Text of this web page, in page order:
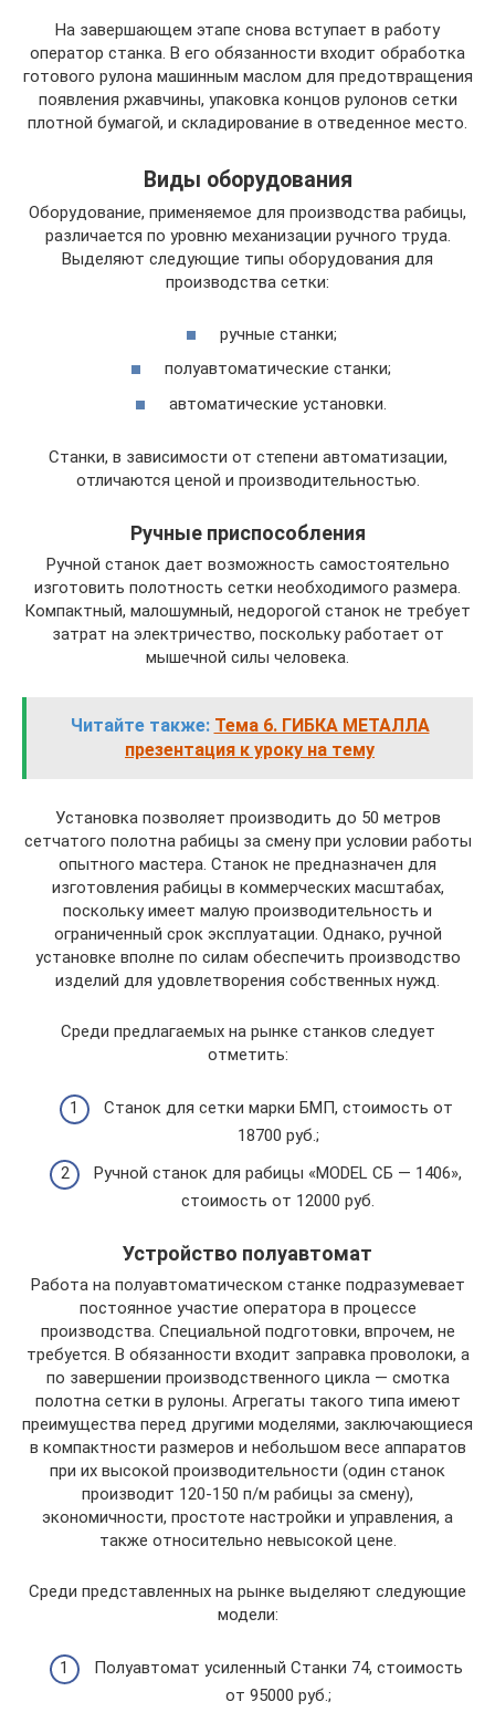
На завершающем этапе снова вступает в работу
оператор станка. В его обязанности входит обработка
готового рулона машинным маслом для предотвращения
появления ржавчины, упаковка концов рулонов сетки
плотной бумагой, и складирование в отведенное место.
Виды оборудования
Оборудование, применяемое для производства рабицы,
различается по уровню механизации ручного труда.
Выделяют следующие типы оборудования для
производства сетки:
ручные станки;
полуавтоматические станки;
автоматические установки.
Станки, в зависимости от степени автоматизации,
отличаются ценой и производительностью.
Ручные приспособления
Ручной станок дает возможность самостоятельно
изготовить полотность сетки необходимого размера.
Компактный, малошумный, недорогой станок не требует
затрат на электричество, поскольку работает от
мышечной силы человека.
Читайте также: Тема 6. ГИБКА МЕТАЛЛА
презентация к уроку на тему
Установка позволяет производить до 50 метров
сетчатого полотна рабицы за смену при условии работы
опытного мастера. Станок не предназначен для
изготовления рабицы в коммерческих масштабах,
поскольку имеет малую производительность и
ограниченный срок эксплуатации. Однако, ручной
установке вполне по силам обеспечить производство
изделий для удовлетворения собственных нужд.
Среди предлагаемых на рынке станков следует
отметить:
Станок для сетки марки БМП, стоимость от
18700 руб.;
Ручной станок для рабицы «MODEL СБ — 1406»,
стоимость от 12000 руб.
Устройство полуавтомат
Работа на полуавтоматическом станке подразумевает
постоянное участие оператора в процессе
производства. Специальной подготовки, впрочем, не
требуется. В обязанности входит заправка проволоки, а
по завершении производственного цикла — смотка
полотна сетки в рулоны. Агрегаты такого типа имеют
преимущества перед другими моделями, заключающиеся
в компактности размеров и небольшом весе аппаратов
при их высокой производительности (один станок
производит 120-150 п/м рабицы за смену),
экономичности, простоте настройки и управления, а
также относительно невысокой цене.
Среди представленных на рынке выделяют следующие
модели:
Полуавтомат усиленный Станки 74, стоимость
от 95000 руб.;